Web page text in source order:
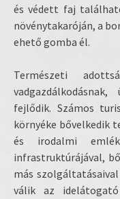
és védett faj
növénytakaróján, a
ehető gomba él.
Természeti
fejlődik. Számos
környéke bővelkedik
és irodalmi
infrastruktúrájával,
más
válik az